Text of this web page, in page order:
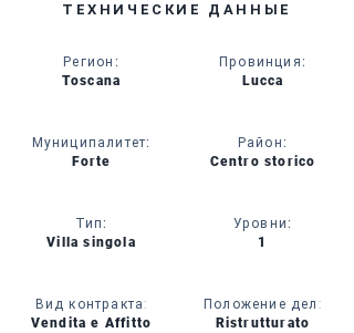
ТЕХНИЧЕСКИЕ ДАННЫЕ
Регион :
Toscana
Муниципалитет:
Forte
Тип:
Villa singola
Вид контракта:
Vendita e Affitto
Провинция:
Lucca
Район:
Centro storico
Уровни:
1
Положение дел:
Ristrutturato